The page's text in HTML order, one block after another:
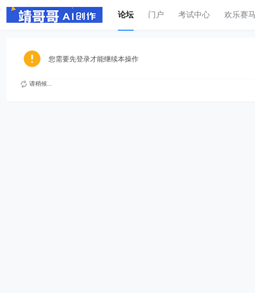
论坛 门户 考试中心 欢乐赛马
您需要先登录才能继续本操作
请稍候...